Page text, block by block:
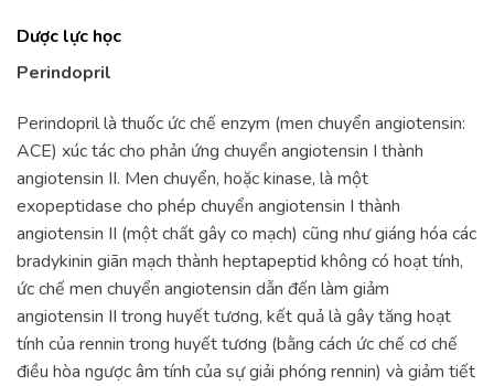
Dược lực học
Perindopril
Perindopril là thuốc ức chế enzym (men chuyển angiotensin:
ACE) xúc tác cho phản ứng chuyển angiotensin I thành
angiotensin II. Men chuyển, hoặc kinase, là một
exopeptidase cho phép chuyển angiotensin I thành
angiotensin II (một chất gây co mạch) cũng như giáng hóa các
bradykinin giãn mạch thành heptapeptid không có hoạt tính,
ức chế men chuyển angiotensin dẫn đến làm giảm
angiotensin II trong huyết tương, kết quả là gây tăng hoạt
tính của rennin trong huyết tương (bằng cách ức chế cơ chế
điều hòa ngược âm tính của sự giải phóng rennin) và giảm tiết